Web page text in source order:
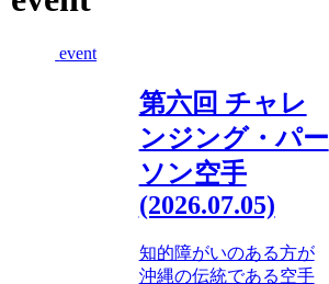
event
第六回 チャレ
ンジング・パー
ソン空手
(2026.07.05)
知的障がいのある方が
沖縄の伝統である空手